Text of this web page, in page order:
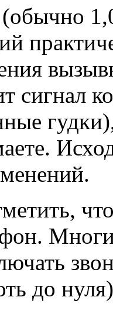
(обычно
сигнал
до нуля)